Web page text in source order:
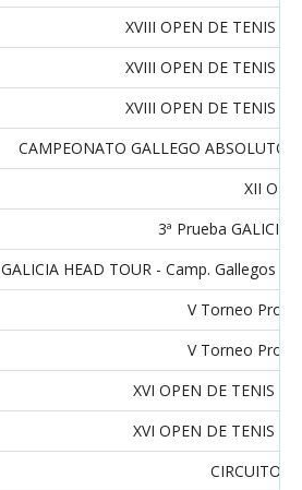
XVIII OPEN DE TENIS
XVIII OPEN DE TENIS
XVIII OPEN DE TENIS
CAMPEONATO GALLEGO ABSOLUTO,
XII
3ª Prueba GALICIA
GALICIA HEAD TOUR - Camp. Gallegos
V Torneo
V Torneo
XVI OPEN DE TENIS
XVI OPEN DE TENIS
CIRCUITO